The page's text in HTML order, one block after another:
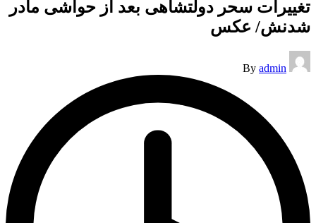
تغییرات سحر دولتشاهی بعد از حواشی مادر
شدنش/ عکس
Posted
by
By admin